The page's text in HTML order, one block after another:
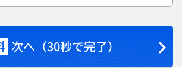
次へ（30秒で完了）